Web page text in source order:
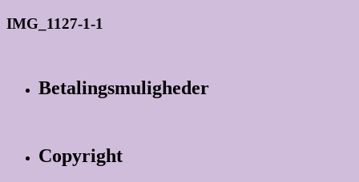
IMG_1127-1-1
Betalingsmuligheder
Copyright